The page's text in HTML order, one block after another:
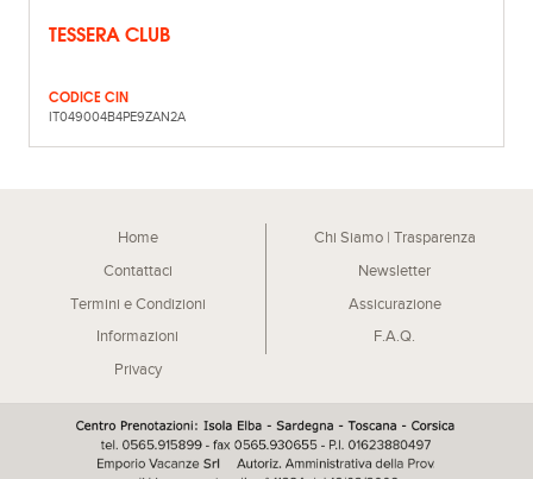
TESSERA CLUB
CODICE CIN
IT049004B4PE9ZAN2A
Home
Chi Siamo | Trasparenza
Contattaci
Newsletter
Termini e Condizioni
Assicurazione
Informazioni
F.A.Q.
Privacy